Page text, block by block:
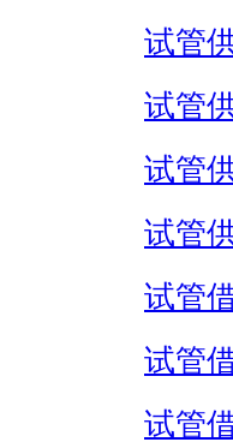
试管
试管
试管
试管
试管
试管
试管